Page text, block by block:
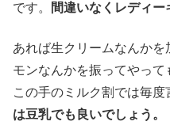
です。
間違いなくレディー
あれば生クリームなんか
モンなんかを振ってやって
この手のミルク割では毎度
は豆乳でも良いでしょう。